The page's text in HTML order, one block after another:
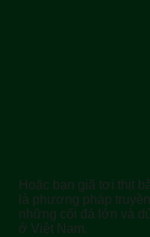
Hoặc bạn giã tơi thịt
là phương pháp
những cối đá lớn và
ở Việt Nam.